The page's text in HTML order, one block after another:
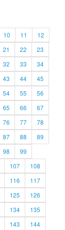
10 11
12
21 22
23
32 33
34
43 44
45
54 55
56
65 66
67
76 77
78
87 88
89
98
99
107
108
116
117
125
126
134
135
143
144